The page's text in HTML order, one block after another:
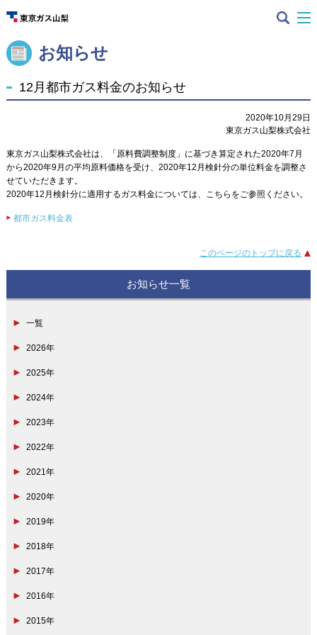
お知らせ
12月都市ガス料金のお知らせ
2020年10月29日
東京ガス山梨株式会社
東京ガス山梨株式会社は、「原料費調整制度」に基づき算定された2020年7月
から2020年9月の平均原料価格を受け、2020年12月検針分の単位料金を調整さ
せていただきます。
2020年12月検針分に適用するガス料金については、こちらをご参照ください。
都市ガス料金表
このページのトップに戻る
お知らせ一覧
一覧
2026年
2025年
2024年
2023年
2022年
2021年
2020年
2019年
2018年
2017年
2016年
2015年